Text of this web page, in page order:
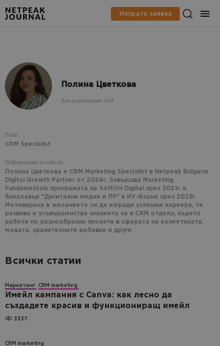
Изпрати заявка
Полина Цветкова
Дата на регистрация 2024
Роля:
CRM Specialist
Информация за себе си:
Полина Цветкова е CRM Marketing Specialist в Netpeak Bulgaria
Digital Growth Partner от 2024г. Завършва Marketing
Fundamentals програмата на SoftUni Digital през 2021г. и
бакалавър "Дигитални медии и ПР" в ИУ-Варна през 2023г.
Мотивирана в желанието си да изгради успешна кариера, тя
развива и усъвършенства знанията си в CRM отдела, където
работи по разнообразни проекти в сферата на козметиката,
модата, хранителните добавки и други
Всички статии
Маркетинг CRM marketing
Имейл кампания с Canva: как лесно да
създадете красив и функциониращ имейл
3337
CRM marketing